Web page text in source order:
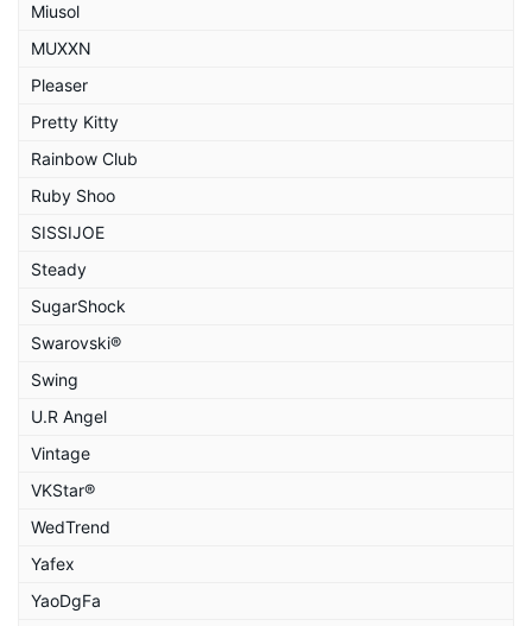
Miusol
MUXXN
Pleaser
Pretty Kitty
Rainbow Club
Ruby Shoo
SISSIJOE
Steady
SugarShock
Swarovski®
Swing
U.R Angel
Vintage
VKStar®
WedTrend
Yafex
YaoDgFa